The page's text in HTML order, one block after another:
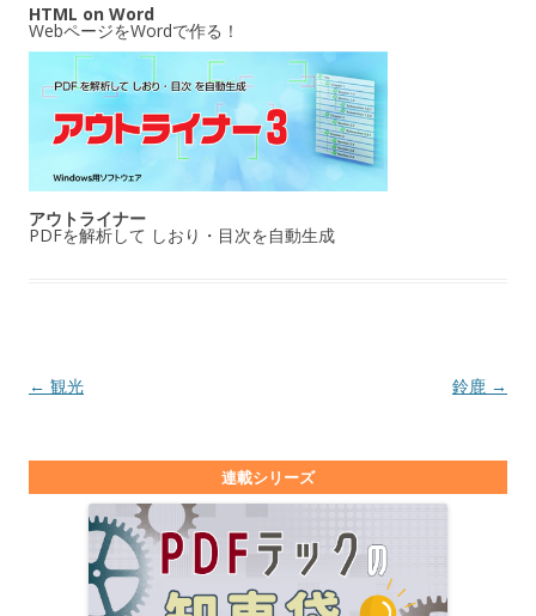
HTML on Word
WebページをWordで作る！
アウトライナー
PDFを解析して しおり・目次を自動生成
投稿ナビゲーション
← 観光 鈴鹿 →
連載シリーズ